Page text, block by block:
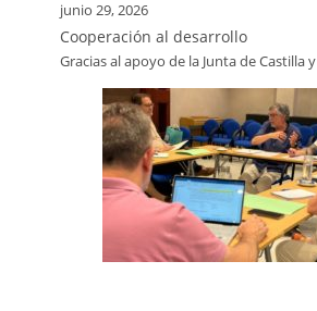
junio 29, 2026
Cooperación al desarrollo
Gracias al apoyo de la Junta de Castilla